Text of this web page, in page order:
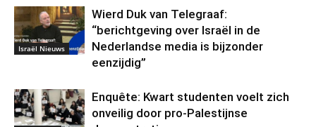
Israël Nieuws
Wierd Duk van Telegraaf:
“berichtgeving over Israël in de
Nederlandse media is bijzonder
eenzijdig”
Enquête: Kwart studenten voelt zich
onveilig door pro-Palestijnse